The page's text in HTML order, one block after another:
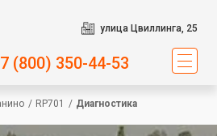
улица Цвиллинга, 25
(800) 350-44-53
/ RP701 / Диагностика